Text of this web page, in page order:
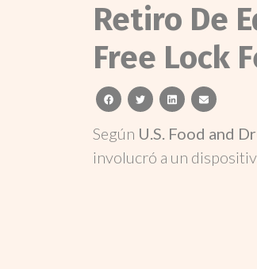
Retiro De
Free Lock
facebooktwitterlinkedinemail
Según U.S. Food and
involucró a un